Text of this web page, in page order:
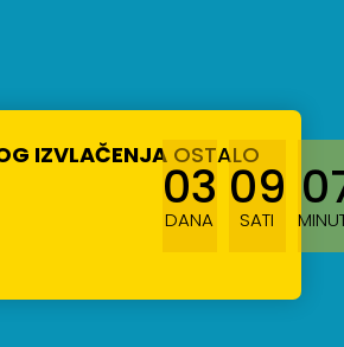
IZVLAČENJAOSTALO
03
DANA
09
SATI